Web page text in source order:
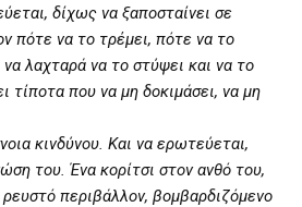
δίχως να ξαποσταίνει σε
πότε να το τρέμει, πότε να το
λαχταρά να το στύψει και να το
τίποτα που να μη δοκιμάσει, να μη
κινδύνου. Και να ερωτεύεται,
του. Ένα κορίτσι στον ανθό του,
περιβάλλον, βομβαρδιζόμενο